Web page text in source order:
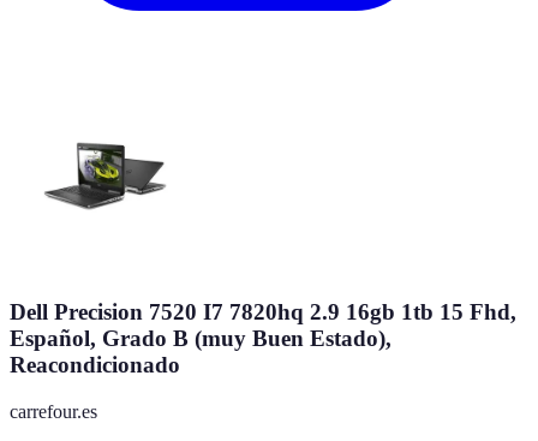
Dell Precision 7520 I7 7820hq 2.9 16gb 1tb 15 Fhd,
Español, Grado B (muy Buen Estado),
Reacondicionado
carrefour.es